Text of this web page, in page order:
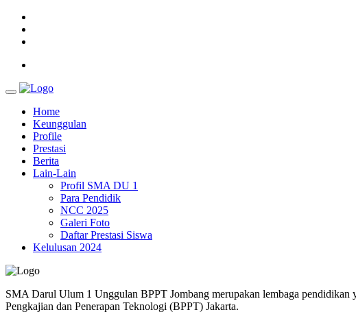
Home
Keunggulan
Profile
Prestasi
Berita
Lain-Lain
Profil SMA DU 1
Para Pendidik
NCC 2025
Galeri Foto
Daftar Prestasi Siswa
Kelulusan 2024
SMA Darul Ulum 1 Unggulan BPPT Jombang merupakan lembaga
Pengkajian dan Penerapan Teknologi (BPPT) Jakarta.